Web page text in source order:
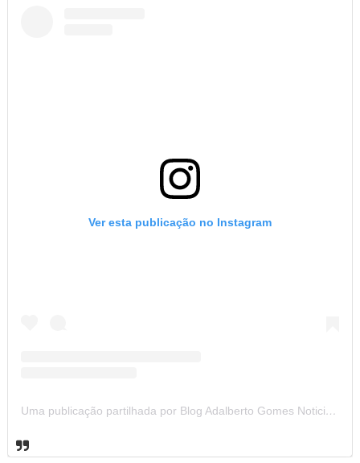
Ver esta publicação no Instagram
Uma publicação partilhada por Blog Adalberto Gomes Noticias (@blogadalbertogomesnoticiass)